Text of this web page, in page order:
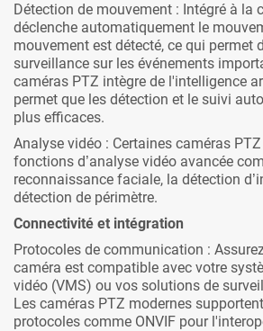
Détection de mouvement : Intégré à la
déclenche automatiquement le
mouvement est détecté, ce qui permet
surveillance sur les événements
caméras PTZ intègre de l'intelligence
permet que les détection et le suivi
plus efficaces.
Analyse vidéo : Certaines caméras
fonctions d’analyse vidéo avancée
reconnaissance faciale, la détection
détection de périmètre.
Connectivité et intégration
Protocoles de communication :
caméra est compatible avec votre
vidéo (VMS) ou vos solutions de
Les caméras PTZ modernes
protocoles comme ONVIF pour